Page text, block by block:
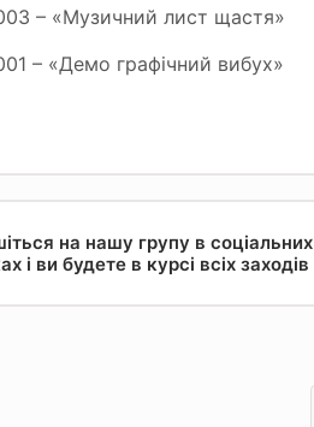
– «Музичний лист щастя»
– «Демо графічний вибух»
на нашу групу в соціальних
і ви будете в курсі всіх заходів